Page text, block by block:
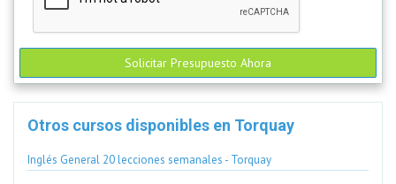
Solicitar Presupuesto Ahora
Otros cursos disponibles en Torquay
Inglés General 20 lecciones semanales - Torquay